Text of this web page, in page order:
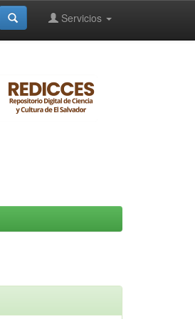
Servicios